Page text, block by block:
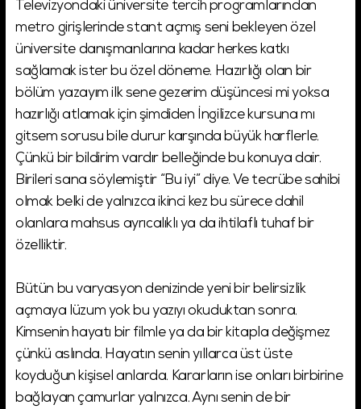
Televizyondaki üniversite tercih programlarından
metro girişlerinde stant açmış seni bekleyen özel
üniversite danışmanlarına kadar herkes katkı
sağlamak ister bu özel döneme. Hazırlığı olan bir
bölüm yazayım ilk sene gezerim düşüncesi mi yoksa
hazırlığı atlamak için şimdiden İngilizce kursuna mı
gitsem sorusu bile durur karşında büyük harflerle.
Çünkü bir bildirim vardır belleğinde bu konuya dair.
Birileri sana söylemiştir “Bu iyi” diye. Ve tecrübe sahibi
olmak belki de yalnızca ikinci kez bu sürece dahil
olanlara mahsus ayrıcalıklı ya da ihtilaflı tuhaf bir
özelliktir.
Bütün bu varyasyon denizinde yeni bir belirsizlik
açmaya lüzum yok bu yazıyı okuduktan sonra.
Kimsenin hayatı bir filmle ya da bir kitapla değişmez
çünkü aslında. Hayatın senin yıllarca üst üste
koyduğun kişisel anlarda. Kararların ise onları birbirine
bağlayan çamurlar yalnızca. Aynı senin de bir